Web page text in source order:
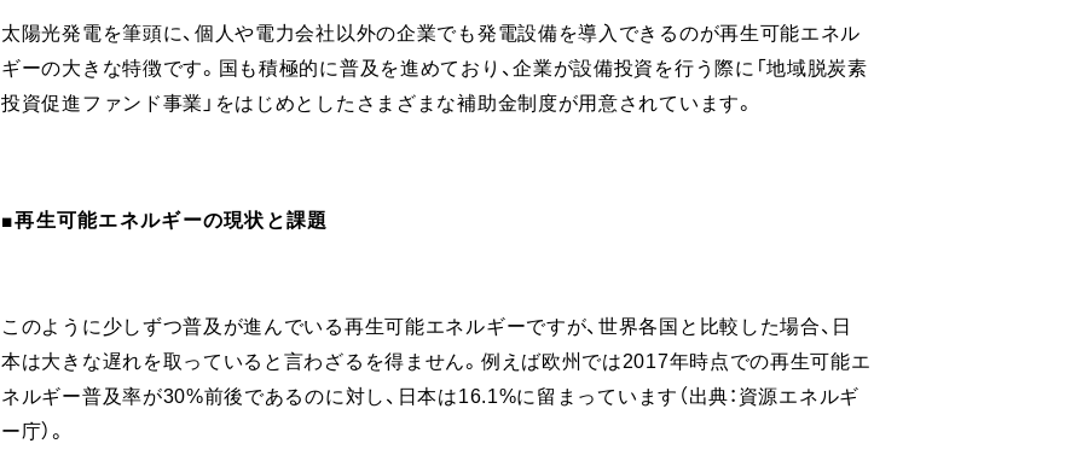
太陽光発電を筆頭に、個人や電力会社以外の企業でも発電設備を導入できるのが再生可能エネル
ギーの大きな特徴です。国も積極的に普及を進めており、企業が設備投資を行う際に「地域脱炭素
投資促進ファンド事業」をはじめとしたさまざまな補助金制度が用意されています。
■再生可能エネルギーの現状と課題
このように少しずつ普及が進んでいる再生可能エネルギーですが、世界各国と比較した場合、日
本は大きな遅れを取っていると言わざるを得ません。例えば欧州では2017年時点での再生可能エ
ネルギー普及率が30%前後であるのに対し、日本は16.1%に留まっています（出典：資源エネルギ
ー庁）。